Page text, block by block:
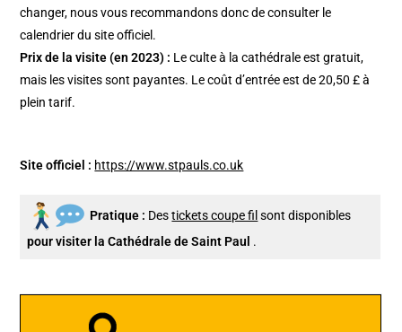
changer, nous vous recommandons donc de consulter le
calendrier du site officiel.
Prix de la visite (en 2023) : Le culte à la cathédrale est gratuit,
mais les visites sont payantes. Le coût d’entrée est de 20,50 £ à
plein tarif.
Site officiel : https://www.stpauls.co.uk
Pratique : Destickets coupe fil sont disponibles
pour visiter la Cathédrale de Saint Paul .